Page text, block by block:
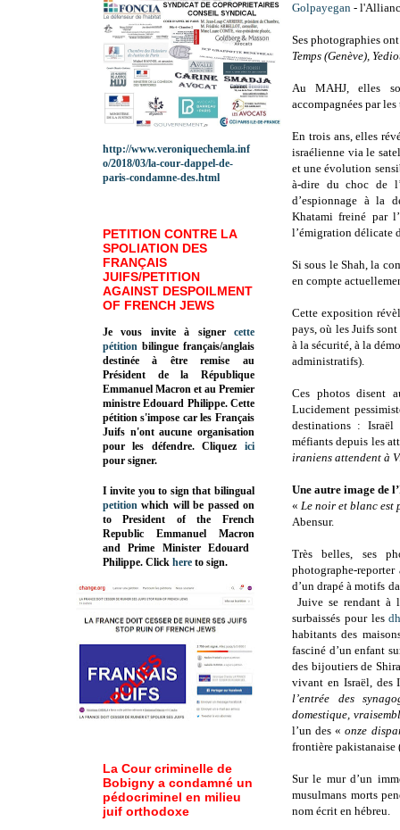
Golpayegan -
Ses photographies
Temps (Genève),
Au MAHJ, elles
accompagnées par
En trois ans, elles
israélienne via le
et une évolution
à-dire du choc de
d’espionnage à la
Khatami freiné par
l’émigration délicate
Si sous le Shah, la
en compte
Cette exposition
pays, où les Juifs
à la sécurité, à la
administratifs).
Ces photos disent
Lucidement
destinations : Israël
méfiants depuis les
iraniens attendent à
Une autre image de
« Le noir et blanc est
Abensur.
Très belles, ses
photographe-
d’un drapé à motifs
Juive se rendant à
surbaissés pour les
habitants des
fasciné d’un enfant
des bijoutiers de
vivant en Israël,
l’entrée des
domestique,
l’un des «onze
frontière
Sur le mur d’un
musulmans morts
nom écrit en hébreu.
http://www.veroniquechemla.inf
o/2018/03/la-cour-dappel-de-
paris-condamne-des.html
PETITION CONTRE LA
SPOLIATION DES
FRANÇAIS
JUIFS/PETITION
AGAINST DESPOILMENT
OF FRENCH JEWS
Je vous invite à signer cette
pétition bilingue français/anglais
destinée à être remise au
Président de la République
Emmanuel Macron et au Premier
ministre Edouard Philippe. Cette
pétition s'impose car les Français
Juifs n'ont aucune organisation
pour les défendre. Cliquez
ici
pour signer.
I invite you to sign that bilingual
petition which will be passed on
to President of the French
Republic Emmanuel Macron
and Prime MinisterEdouard
Philippe. Click here to sign.
La Cour criminelle de
Bobigny a condamné un
pédocriminel en milieu
juif orthodoxe